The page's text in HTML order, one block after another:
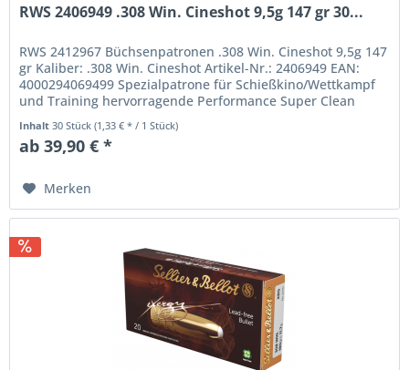
RWS 2406949 .308 Win. Cineshot 9,5g 147 gr 30...
RWS 2412967 Büchsenpatronen .308 Win. Cineshot 9,5g 147
gr Kaliber: .308 Win. Cineshot Artikel-Nr.: 2406949 EAN:
4000294069499 Spezialpatrone für Schießkino/Wettkampf
und Training hervorragende Performance Super Clean
Inhalt30 Stück(1,33 € * / 1 Stück)
ab 39,90 € *
Merken